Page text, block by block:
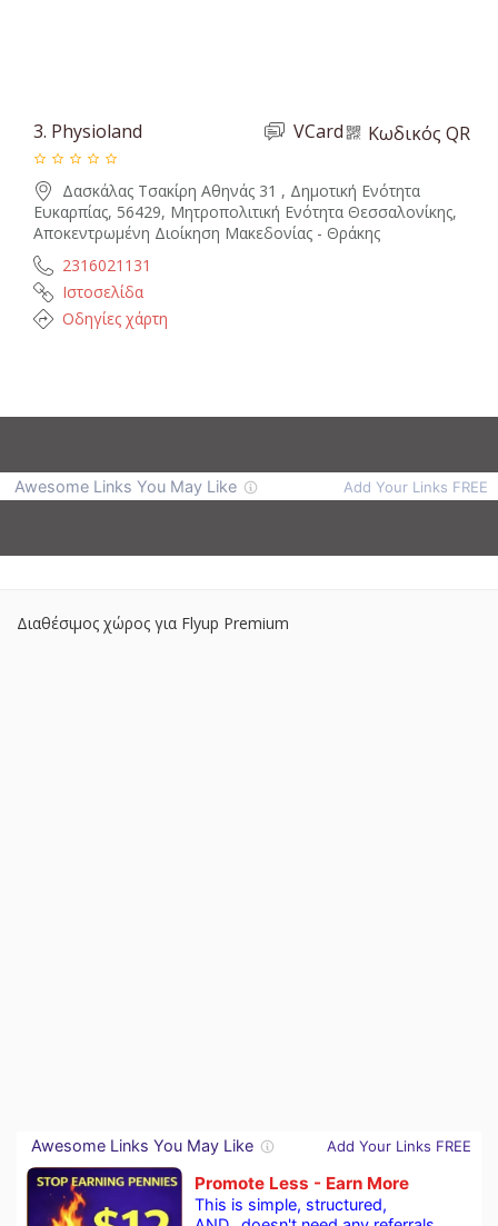
3. Physioland Κωδικός QR
VCard
Δασκάλας Τσακίρη Αθηνάς 31 , Δημοτική Ενότητα
Ευκαρπίας, 56429, Μητροπολιτική Ενότητα Θεσσαλονίκης,
Αποκεντρωμένη Διοίκηση Μακεδονίας - Θράκης
2316021131
Ιστοσελίδα
Οδηγίες χάρτη
Διαθέσιμος χώρος για Flyup Premium